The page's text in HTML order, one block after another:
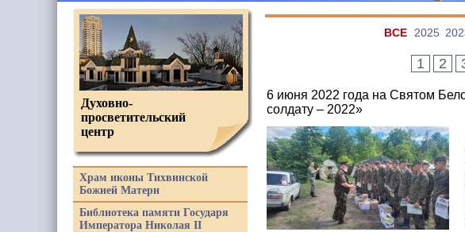
ВCE 2025
1 2
6 июня 2022 года на Святом
солдату – 2022»
Духовно-
просветительский
центр
Храм иконы Тихвинской
Божией Матери
Библиотека памяти Государя
Императора Николая II